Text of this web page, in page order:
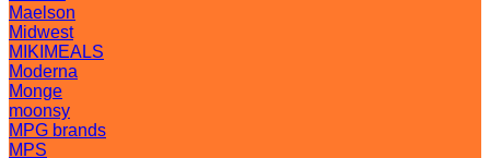
Maelson
Midwest
MIKIMEALS
Moderna
Monge
moonsy
MPG brands
MPS